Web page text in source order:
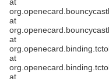
at
at
at
at
at